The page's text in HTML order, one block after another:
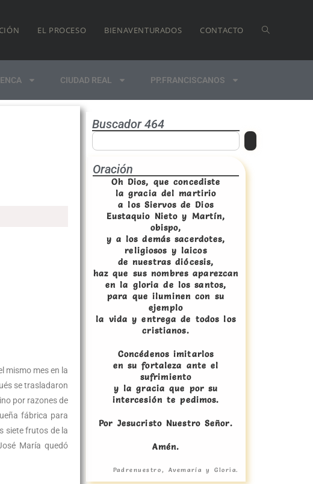
EL PROCESO BIENAVENTURADOS CONTACTO
CIUDAD REAL PP.FRANCISCANOS
mismo mes en la
se trasladaron
por razones de
fábrica para
siete frutos de la
María quedó
Buscador 464
Oración
Oh Dios, que concediste
la gracia del martirio
a los Siervos de Dios
Eustaquio Nieto y Martín,
obispo,
y a los demás sacerdotes,
religiosos y laicos
de nuestras diócesis,
haz que sus nombres aparezcan
en la gloria de los santos,
para que iluminen con su
ejemplo
la vida y entrega de todos los
cristianos.
Concédenos imitarlos
en su fortaleza ante el
sufrimiento
y la gracia que por su
intercesión te pedimos.
Por Jesucristo Nuestro Señor.
Amén.
Padrenuestro, Avemaría y Gloria.